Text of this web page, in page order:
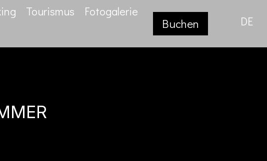
Tourismus
Fotogalerie
Buchen DE